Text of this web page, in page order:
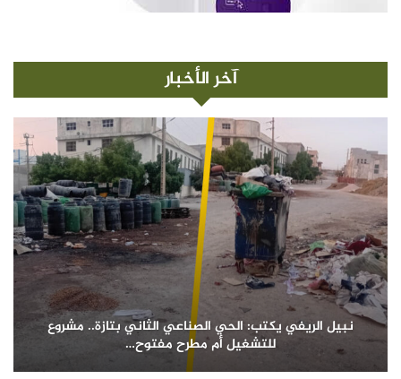
آخر الأخبار
نبيل الريفي يكتب: الحي الصناعي الثاني بتازة.. مشروع
للتشغيل أم مطرح مفتوح…